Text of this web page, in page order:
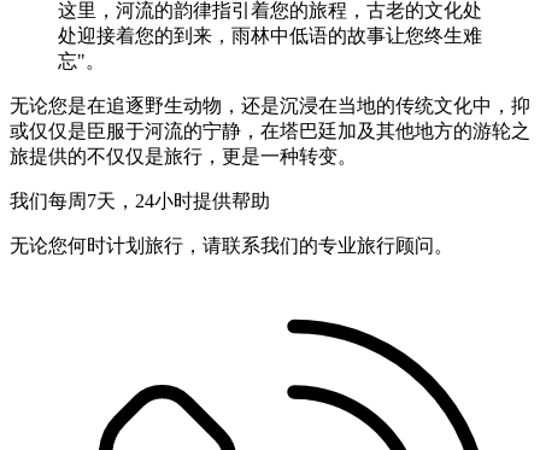
这里，河流的韵律指引着您的旅程，古老的文化处
处迎接着您的到来，雨林中低语的故事让您终生难
忘"。
无论您是在追逐野生动物，还是沉浸在当地的传统文化中，抑
或仅仅是臣服于河流的宁静，在塔巴廷加及其他地方的游轮之
旅提供的不仅仅是旅行，更是一种转变。
我们每周7天，24小时提供帮助
无论您何时计划旅行，请联系我们的专业旅行顾问。